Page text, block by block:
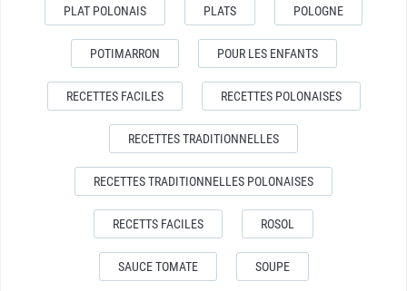
PLAT POLONAIS PLATS POLOGNE
POTIMARRON POUR LES ENFANTS
RECETTES FACILES RECETTES POLONAISES
RECETTES TRADITIONNELLES
RECETTES TRADITIONNELLES POLONAISES
RECETTS FACILES ROSOL
SAUCE TOMATE SOUPE